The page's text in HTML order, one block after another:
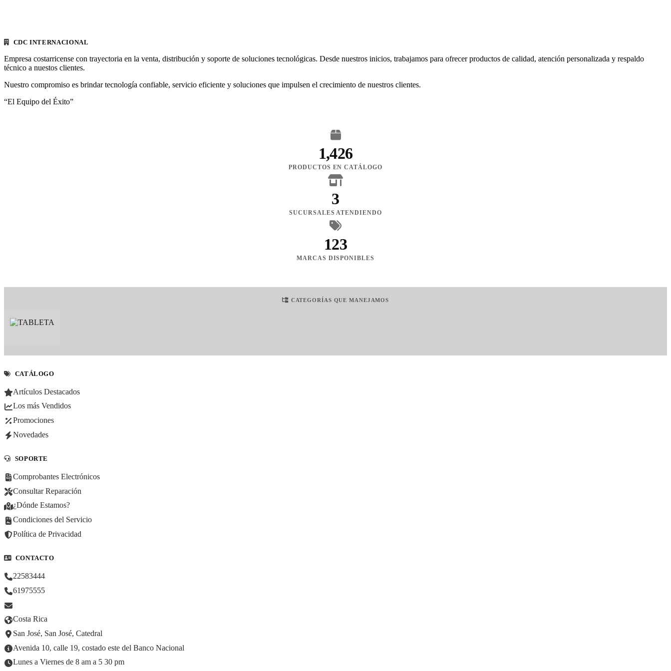
CDC INTERNACIONAL
Empresa costarricense con trayectoria en la venta, distribución y soporte de soluciones tecnológicas. Desde nuestros inicios, trabajamos para ofrecer productos de calidad, atención personalizada y respaldo
técnico a nuestos clientes.
Nuestro compromiso es brindar tecnología confiable, servicio eficiente y soluciones que impulsen el crecimiento de nuestros clientes.
“El Equipo del Éxito”
1,426
PRODUCTOS EN CATÁLOGO
3
SUCURSALES ATENDIENDO
123
MARCAS DISPONIBLES
CATEGORÍAS QUE MANEJAMOS
CATÁLOGO
Artículos Destacados
Los más Vendidos
Promociones
Novedades
SOPORTE
Comprobantes Electrónicos
Consultar Reparación
¿Dónde Estamos?
Condiciones del Servicio
Política de Privacidad
CONTACTO
22583444
61975555
Costa Rica
San José, San José, Catedral
Avenida 10, calle 19, costado este del Banco Nacional
Lunes a Viernes de 8 am a 5 30 pm